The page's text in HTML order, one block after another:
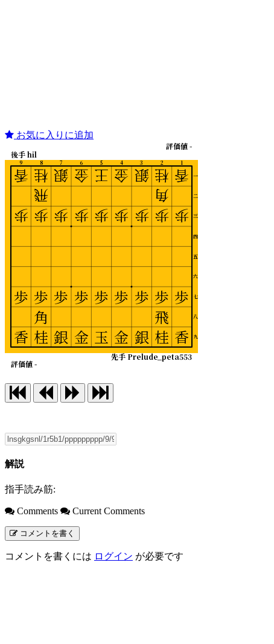
お気に入りに追加
1
2
3
4
5
6
7
8
9
一
二
三
四
五
六
七
八
九
先手 Prelude_peta553
後手 hil
評価値 -
評価値 -
香
歩
歩
香
桂
角
歩
歩
飛
桂
銀
歩
歩
銀
金
歩
歩
金
王
歩
歩
玉
金
歩
歩
金
銀
歩
歩
銀
桂
飛
歩
歩
角
桂
香
歩
歩
香
解説
指手読み筋:
Comments Current Comments
コメントを書く
コメントを書くには ログイン が必要です